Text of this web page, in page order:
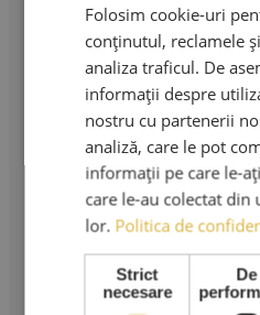
Profesionalism în extensii
instrumente profesionale
AMA
Sediu
Strada
CUI: RO
Reg. Com:
Tel:
Folosim cookie-uri
conținutul, reclamele
analiza traficul. De
informații despre
nostru cu partenerii
analiză, care le pot
informații pe care le-
care le-au colectat
lor. Politica de
Strict
necesare
De